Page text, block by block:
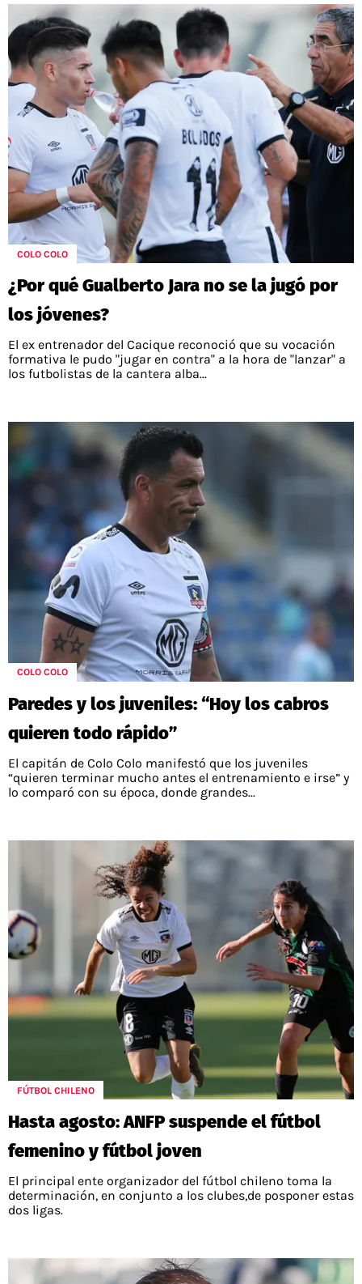
COLO COLO
¿Por qué Gualberto Jara no se la jugó por
los jóvenes?
El ex entrenador del Cacique reconoció que su vocación
formativa le pudo "jugar en contra" a la hora de "lanzar" a
los futbolistas de la cantera alba...
COLO COLO
Paredes y los juveniles: “Hoy los cabros
quieren todo rápido”
El capitán de Colo Colo manifestó que los juveniles
“quieren terminar mucho antes el entrenamiento e irse” y
lo comparó con su época, donde grandes...
FÚTBOL CHILENO
Hasta agosto: ANFP suspende el fútbol
femenino y fútbol joven
El principal ente organizador del fútbol chileno toma la
determinación, en conjunto a los clubes,de posponer estas
dos ligas.